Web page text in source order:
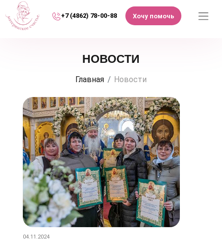
+7 (4862) 78-00-88 Хочу помочь
НОВОСТИ
Главная Новости
04.11.2024